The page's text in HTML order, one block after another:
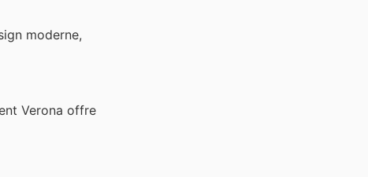
moderne,
Verona offre